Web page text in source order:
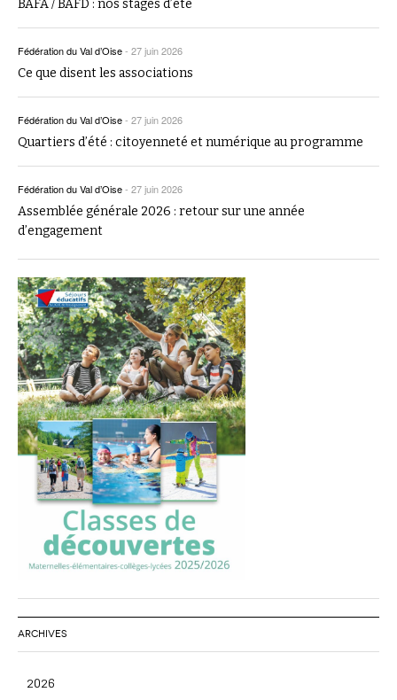
BAFA / BAFD : nos stages d’été
Fédération du Val d’Oise- 27 juin 2026
Ce que disent les associations
Fédération du Val d’Oise- 27 juin 2026
Quartiers d’été : citoyenneté et numérique au programme
Fédération du Val d’Oise- 27 juin 2026
Assemblée générale 2026 : retour sur une année
d’engagement
ARCHIVES
2026